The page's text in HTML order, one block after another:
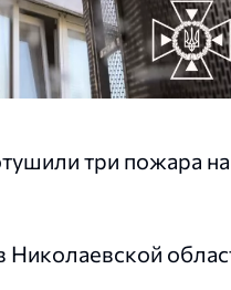
три пожара
Николаевской